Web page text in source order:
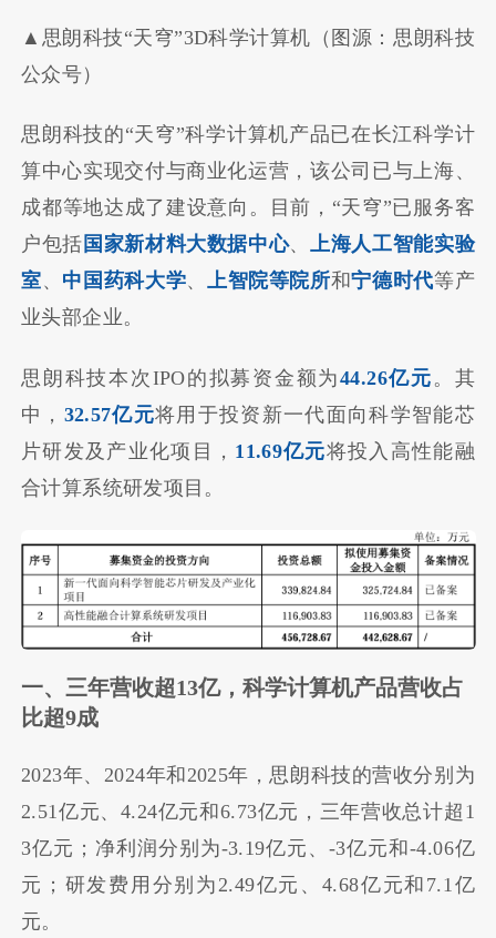
▲思朗科技“天穹”3D科学计算机（图源：思朗科技
公众号）
思朗科技的“天穹”科学计算机产品已在长江科学计
算中心实现交付与商业化运营，该公司已与上海、
成都等地达成了建设意向。目前，“天穹”已服务客
户包括 国家新材料大数据中心、上海人工智能实验
室、 中国药科大学、 上智院等院所和宁德时代等产
业头部企业。
思朗科技本次IPO的拟募资金额为44.26亿元 。其
中， 32.57亿元将用于投资新一代面向科学智能芯
片研发及产业化项目， 11.69亿元将投入高性能融
合计算系统研发项目。
一、三年营收超13亿，科学计算机产品营收占
比超9成
2023年、2024年和2025年，思朗科技的营收分别为
2.51亿元、4.24亿元和6.73亿元，三年营收总计超1
3亿元；净利润分别为-3.19亿元、-3亿元和-4.06亿
元；研发费用分别为2.49亿元、4.68亿元和7.1亿
元。